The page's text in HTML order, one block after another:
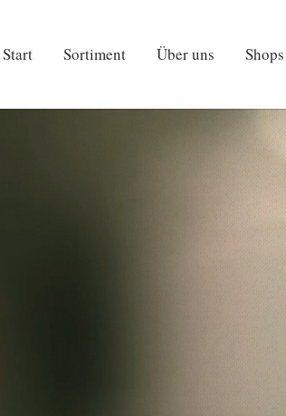
Start Sortiment Über uns Shops